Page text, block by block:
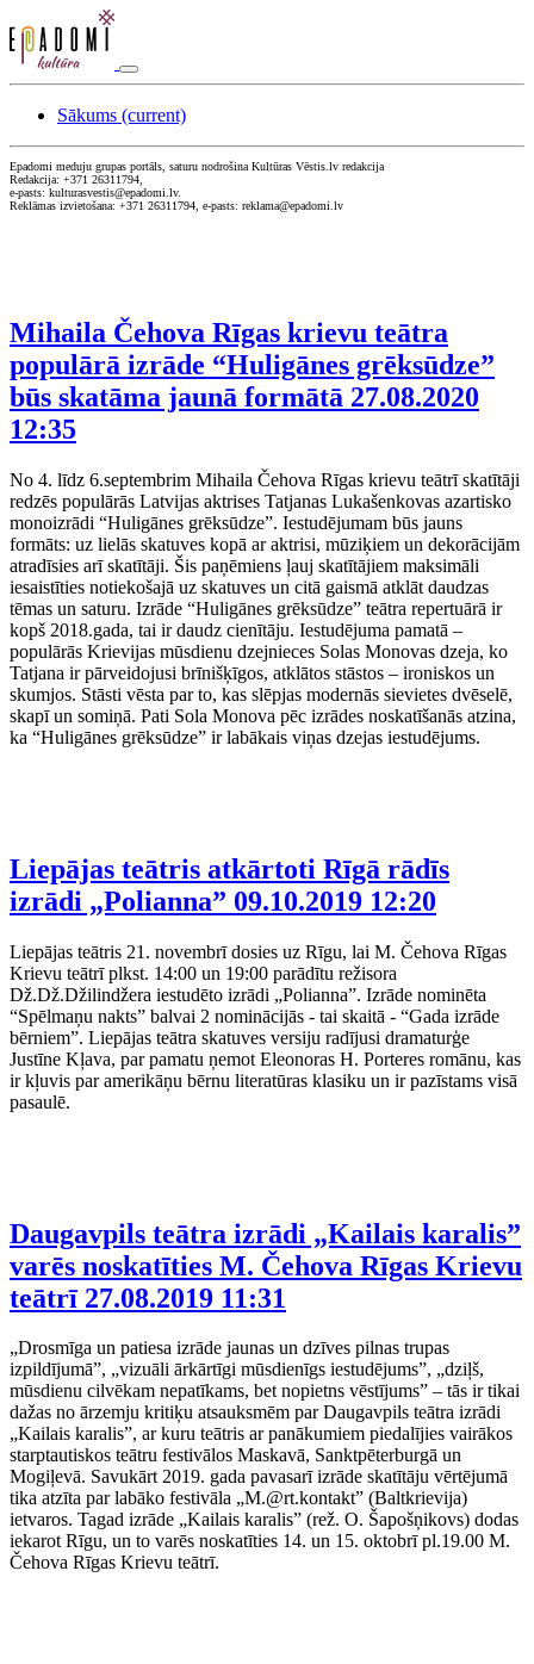
Sākums (current)
Epadomi meduju grupas portāls, saturu nodrošina Kultūras Vēstis.lv redakcija
Redakcija: +371 26311794,
e-pasts: kulturasvestis@epadomi.lv.
Reklāmas izvietošana: +371 26311794, e-pasts: reklama@epadomi.lv
Mihaila Čehova Rīgas krievu teātra
populārā izrāde “Huligānes grēksūdze”
būs skatāma jaunā formātā 27.08.2020
12:35
No 4. līdz 6.septembrim Mihaila Čehova Rīgas krievu teātrī skatītāji
redzēs populārās Latvijas aktrises Tatjanas Lukašenkovas azartisko
monoizrādi “Huligānes grēksūdze”. Iestudējumam būs jauns
formāts: uz lielās skatuves kopā ar aktrisi, mūziķiem un dekorācijām
atradīsies arī skatītāji. Šis paņēmiens ļauj skatītājiem maksimāli
iesaistīties notiekošajā uz skatuves un citā gaismā atklāt daudzas
tēmas un saturu. Izrāde “Huligānes grēksūdze” teātra repertuārā ir
kopš 2018.gada, tai ir daudz cienītāju. Iestudējuma pamatā –
populārās Krievijas mūsdienu dzejnieces Solas Monovas dzeja, ko
Tatjana ir pārveidojusi brīnišķīgos, atklātos stāstos – ironiskos un
skumjos. Stāsti vēsta par to, kas slēpjas modernās sievietes dvēselē,
skapī un somiņā. Pati Sola Monova pēc izrādes noskatīšanās atzina,
ka “Huligānes grēksūdze” ir labākais viņas dzejas iestudējums.
Liepājas teātris atkārtoti Rīgā rādīs
izrādi „Polianna” 09.10.2019 12:20
Liepājas teātris 21. novembrī dosies uz Rīgu, lai M. Čehova Rīgas
Krievu teātrī plkst. 14:00 un 19:00 parādītu režisora
Dž.Dž.Džilindžera iestudēto izrādi „Polianna”. Izrāde nominēta
“Spēlmaņu nakts” balvai 2 nominācijās - tai skaitā - “Gada izrāde
bērniem”. Liepājas teātra skatuves versiju radījusi dramaturģe
Justīne Kļava, par pamatu ņemot Eleonoras H. Porteres romānu, kas
ir kļuvis par amerikāņu bērnu literatūras klasiku un ir pazīstams visā
pasaulē.
Daugavpils teātra izrādi „Kailais karalis”
varēs noskatīties M. Čehova Rīgas Krievu
teātrī 27.08.2019 11:31
„Drosmīga un patiesa izrāde jaunas un dzīves pilnas trupas
izpildījumā”, „vizuāli ārkārtīgi mūsdienīgs iestudējums”, „dziļš,
mūsdienu cilvēkam nepatīkams, bet nopietns vēstījums” – tās ir tikai
dažas no ārzemju kritiķu atsauksmēm par Daugavpils teātra izrādi
„Kailais karalis”, ar kuru teātris ar panākumiem piedalījies vairākos
starptautiskos teātru festivālos Maskavā, Sanktpēterburgā un
Mogiļevā. Savukārt 2019. gada pavasarī izrāde skatītāju vērtējumā
tika atzīta par labāko festivāla „M.@rt.kontakt” (Baltkrievija)
ietvaros. Tagad izrāde „Kailais karalis” (rež. O. Šapošņikovs) dodas
iekarot Rīgu, un to varēs noskatīties 14. un 15. oktobrī pl.19.00 M.
Čehova Rīgas Krievu teātrī.